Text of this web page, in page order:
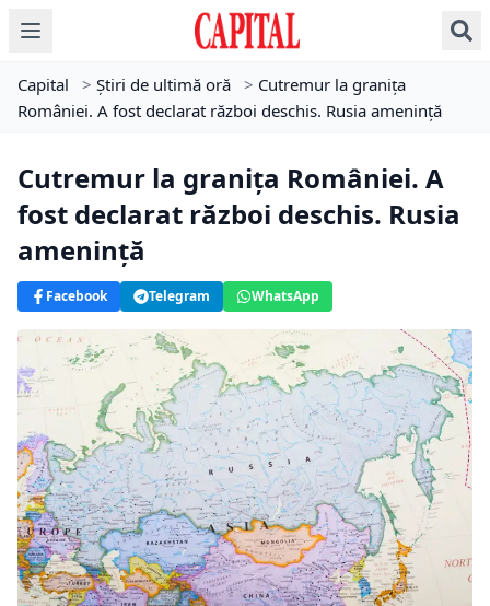
Capital > Știri de ultimă oră > Cutremur la granița
României. A fost declarat război deschis. Rusia amenință
Cutremur la granița României. A
fost declarat război deschis. Rusia
amenință
Facebook Telegram WhatsApp